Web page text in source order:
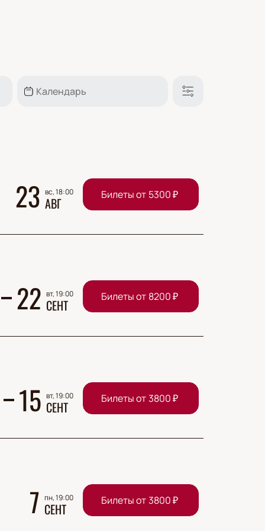
23 вс, 18:00
АВГ Билеты от 5300₽
22 вт, 19:00
СЕНТ Билеты от 8200₽
15 вт, 19:00
СЕНТ Билеты от 3800₽
7 пн, 19:00
СЕНТ Билеты от 3800₽